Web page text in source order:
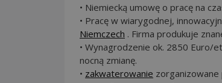
• Niemiecką umowę o pracę na
• Pracę w wiarygodnej,
Niemczech . Firma produkuje
• Wynagrodzenie ok. 2850 Euro/
nocną zmianę.
• zakwaterowanie